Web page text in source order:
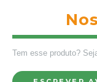
Tem esse produto?